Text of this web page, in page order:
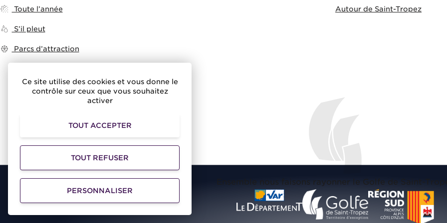
Ce site utilise des cookies et vous donne le
contrôle sur ceux que vous souhaitez
activer
TOUT ACCEPTER
TOUT REFUSER
PERSONNALISER
Toute l’année
S’il pleut
Parcs d’attraction
Autour de Saint-Tropez
Ensemble nous faisons rayonner le Golfe de Saint-